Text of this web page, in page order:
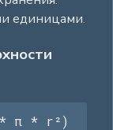
единицами.
π * r²)